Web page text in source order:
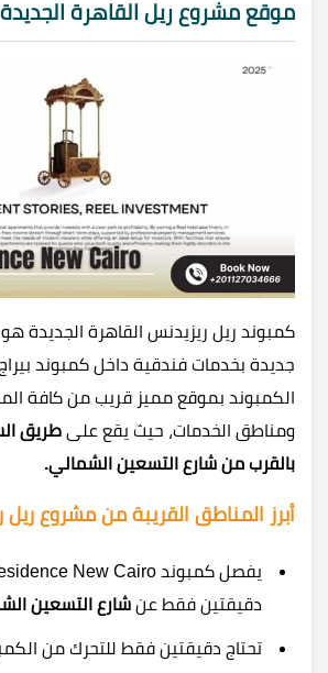
موقع مشروع ريل القاهرة الجديدة
كمبوند ريل ريزيدنس القاهرة الجديدة
جديدة بخدمات فندقية داخل كمبوند
الكمبوند بموقع مميز قريب من كافة
ومناطق الخدمات، حيث يقع على طريق
بالقرب من شارع التسعين الشمالي.
أبرز المناطق القريبة من مشروع ريل
دقيقتين فقط عن شارع التسعين
تحتاج دقيقتين فقط للتحرك من